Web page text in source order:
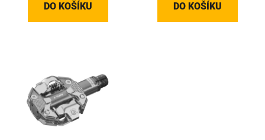
DO KOŠÍKU DO KOŠÍKU